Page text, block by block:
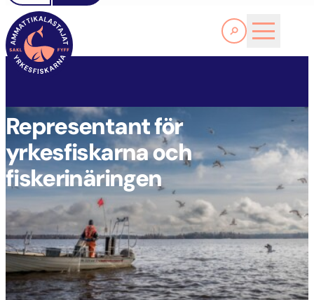
Läs Mer
FINLANDS YRKESFISKARFÖRBUND RF
Representant för
yrkesfiskarna och
fiskerinäringen